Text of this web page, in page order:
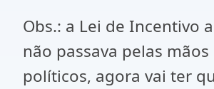
Obs.: a Lei de Incentivo
não passava pelas mãos
políticos, agora vai ter